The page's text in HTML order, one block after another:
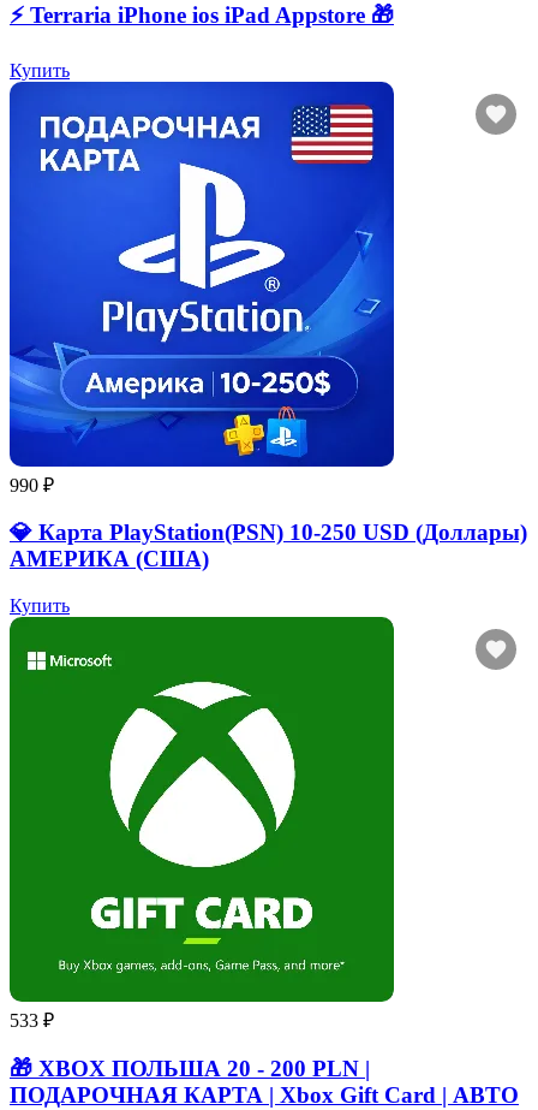
⚡️ Terraria iPhone ios iPad Appstore 🎁
Купить
990 ₽
💎 Карта PlayStation(PSN) 10-250 USD (Доллары)
АМЕРИКА (США)
Купить
533 ₽
🎁 XBOX ПОЛЬША 20 - 200 PLN |
ПОДАРОЧНАЯ КАРТА | Xbox Gift Card | АВТО